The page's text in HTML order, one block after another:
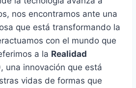
nos encontramos ante una
que está transformando la
con el mundo que
a la Realidad
, una innovación que está
vidas de formas que